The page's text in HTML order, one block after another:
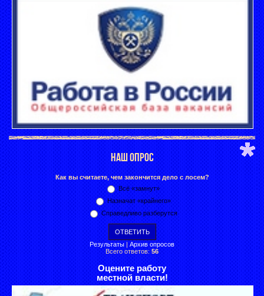
НАШ ОПРОС
Как вы считаете, чем закончится дело с лосем?
Всё «замнут»
Назначат «крайнего»
Справедливо разберутся
Результаты | Архив опросов
Всего ответов: 56
Оцените работу
местной власти!